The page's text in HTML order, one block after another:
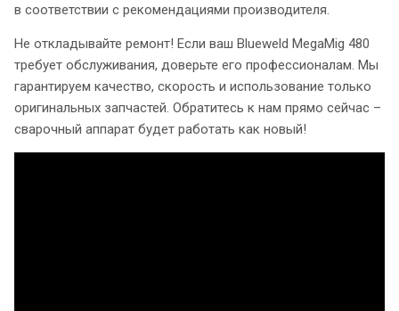
в соответствии с рекомендациями производителя.
Не откладывайте ремонт! Если ваш Blueweld MegaMig 480
требует обслуживания, доверьте его профессионалам. Мы
гарантируем качество, скорость и использование только
оригинальных запчастей. Обратитесь к нам прямо сейчас –
сварочный аппарат будет работать как новый!